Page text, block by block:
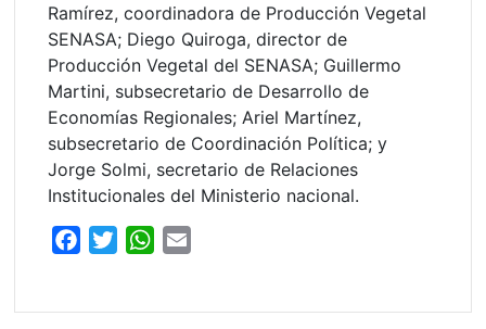
Ramírez, coordinadora de Producción Vegetal
SENASA; Diego Quiroga, director de
Producción Vegetal del SENASA; Guillermo
Martini, subsecretario de Desarrollo de
Economías Regionales; Ariel Martínez,
subsecretario de Coordinación Política; y
Jorge Solmi, secretario de Relaciones
Institucionales del Ministerio nacional.
W